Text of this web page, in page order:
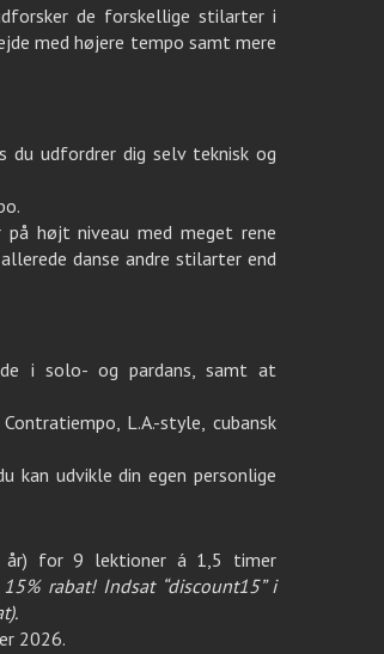
de forskellige stilarter i
med højere tempo samt mere
du udfordrer dig selv teknisk og
højt niveau med meget rene
danse andre stilarter end
i solo- og pardans, samt at
L.A.-style, cubansk
kan udvikle din egen personlige
år) for 9 lektioner á 1,5 timer
rabat! Indsat “discount15” i
2026.